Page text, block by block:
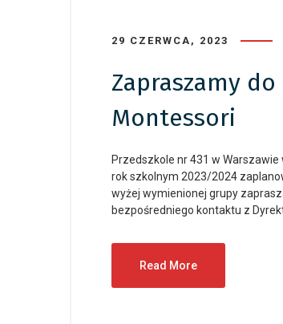
29 CZERWCA, 2023
Zapraszamy
Montessori
Przedszkole nr 431 w
rok szkolnym 2023/2024
wyżej wymienionej grupy
bezpośredniego kontaktu z
Read More